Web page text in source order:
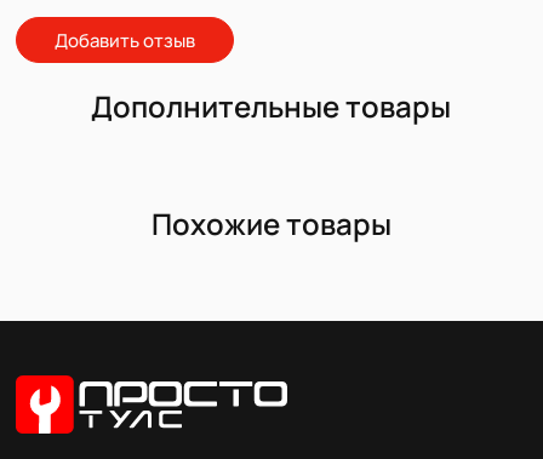
Добавить отзыв
Дополнительные товары
Похожие товары